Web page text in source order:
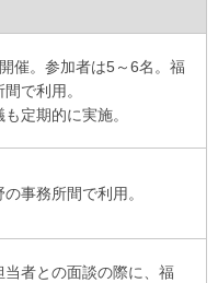
催。参加者は5～6名。福
で利用。
定期的に実施。
事務所間で利用。
当者との面談の際に、福